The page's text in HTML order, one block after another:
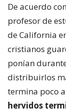
De acuerdo
profesor de
de California
cristianos
ponían
distribuirlos
termina poco
hervidos